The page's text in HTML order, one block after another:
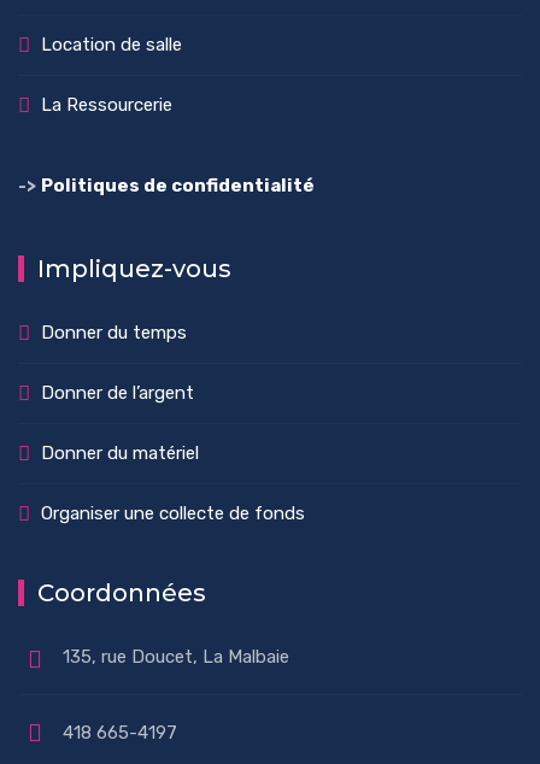
Location de salle
La Ressourcerie
-> Politiques de confidentialité
Impliquez-vous
Donner du temps
Donner de l’argent
Donner du matériel
Organiser une collecte de fonds
Coordonnées
135, rue Doucet, La Malbaie
418 665-4197